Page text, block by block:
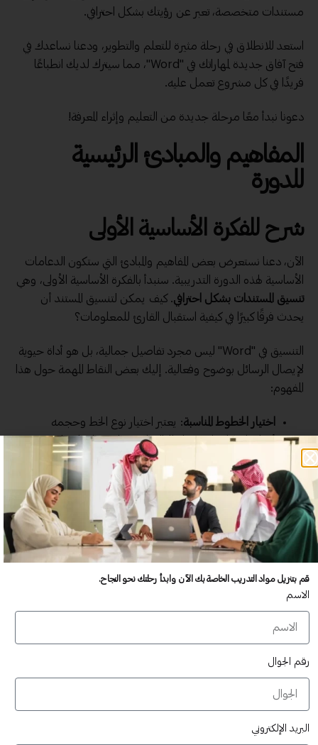
مستندات متخصصة، تعبر عن رؤيتك بشكل احترافي.
استعد للانطلاق في رحلة مثيرة للتعلم والتطوير، ودعنا نساعدك في
فتح آفاق جديدة لمهاراتك في "Word"، مما سيترك لديك انطباعًا
فريدًا في كل مشروع تعمل عليه.
دعونا نبدأ معًا مرحلة جديدة من التعليم وإثراء المعرفة!
المفاهيم والمبادئ الرئيسية
للدورة
شرح للفكرة الأساسية الأولى
الآن، دعنا نستعرض بعض المفاهيم والمبادئ التي ستكون الدعامات
الأساسية لهذه الدورة التدريبية. سنبدأ بالفكرة الأساسية الأولى، وهي
تنسيق المستندات بشكل احترافي. كيف يمكن لتنسيق المستند أن
يحدث فرقًا كبيرًا في كيفية استقبال القارئ للمعلومات؟
التنسيق في "Word" ليس مجرد تفاصيل جمالية، بل هو أداة حيوية
لإيصال الرسائل بوضوح وفعالية. إليك بعض النقاط المهمة حول هذا
المفهوم:
اختيار الخطوط المناسبة: يعتبر اختيار نوع الخط وحجمه
أمرًا حاسمًا. على سبيل المثال، استخدام خطوط مثل
"Arial" و"Times New Roman" يعطي انطباعًا
احترافيًا، بينما قد تكون الخطوط الأكثر إبداعية مناسبة
لنوع مختلف من المستندات.
استخدام العناوين والفقرات: يجب أن تكون العناوين
واضحة لتسهيل التنقل داخل المستند. استخدم عناوين
فرعية وتقسيمات مثل الفقرات لإبراز النقاط المهمة.
مثلًا، إذا كنت تكتب تقريرًا، قسّم المعلومات إلى فقرات
التباعد وتنظيم المحتوى: استخدام التباعد المناسب بين
الفقرات والأسطر يمنح النص تنسيقًا مريحًا للعين. هناك
يكفي لتسهيل القراءة.
توضيح المعلومات بطريقة منظمة. مثلًا، يمكنك
استخدام الجداول لمقارنة المعلومات المختلفة، مما يجعلها
قم بتنزيل مواد التدريب الخاصة بك الآن وابدأ رحلتك نحو النجاح.
الاسم
رقم الجوال
البريد الإلكتروني